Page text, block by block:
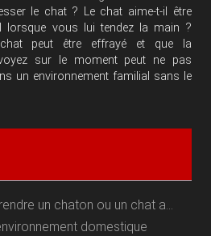
le chat ? Le chat aime-t-il être
lorsque vous lui tendez la main ?
peut être effrayé et que la
sur le moment peut ne pas
un environnement familial sans le
1. Devriez-vous prendre un chaton ou un chat adulte ?
domestique